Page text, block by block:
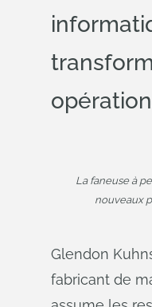
La faneuse à
nouveaux
Glendon
fabricant de